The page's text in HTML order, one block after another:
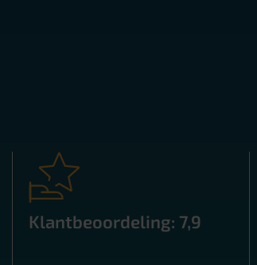
uitbesteden tot
AFAS-experts staan
Klantbeoordeling: 7,9